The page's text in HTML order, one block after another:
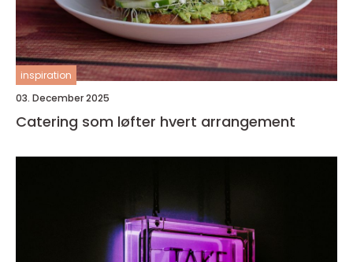
inspiration
03. December 2025
Catering som løfter hvert arrangement